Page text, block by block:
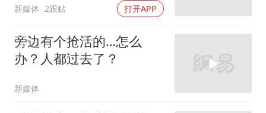
新媒体 2跟贴 打开APP
旁边有个抢活的…怎么
办？人都过去了？
新媒体